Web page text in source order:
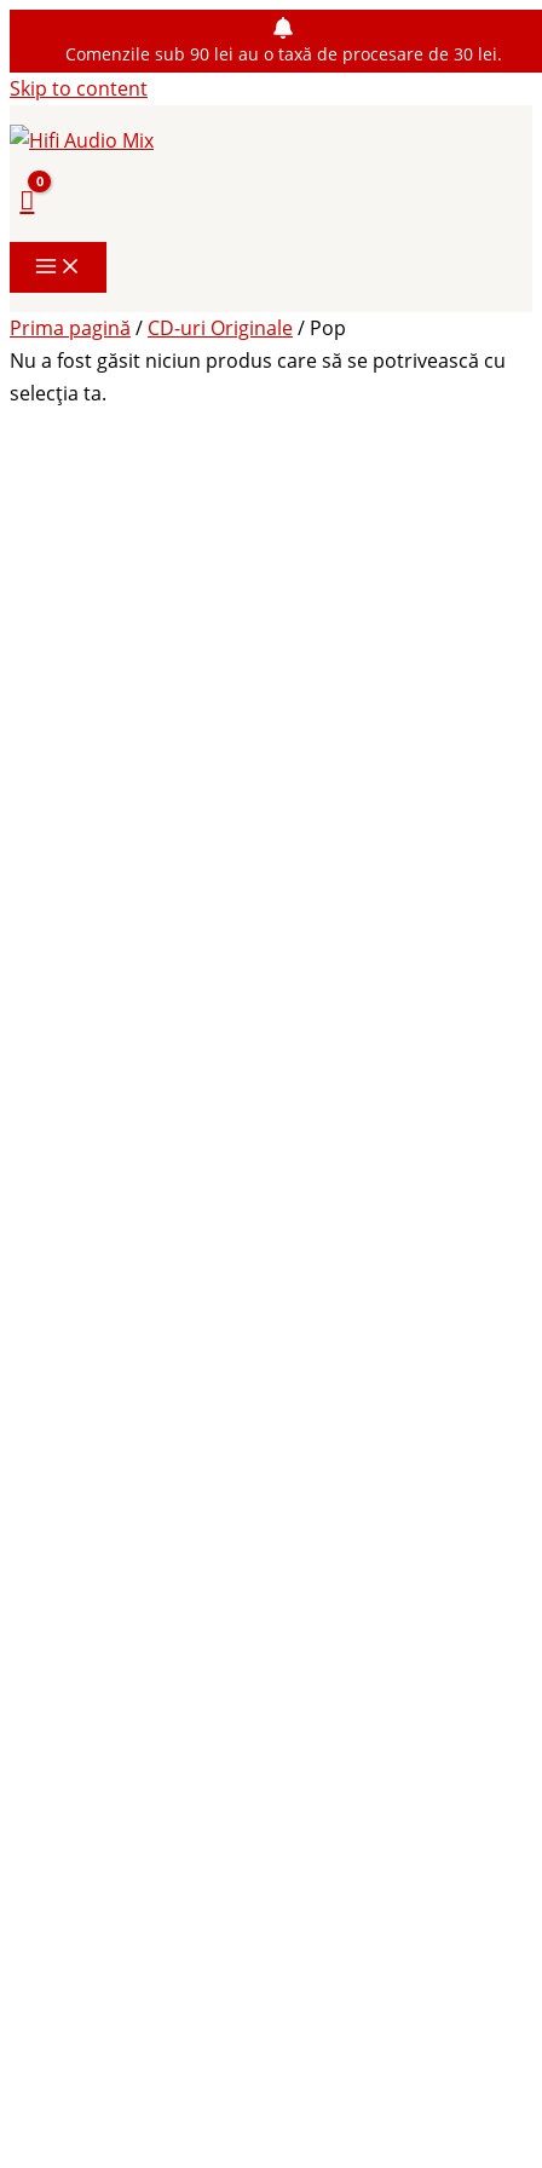
Comenzile sub 90 lei au o taxă de procesare de 30 lei.
Skip to content
Prima pagină / CD-uri Originale/ Pop
Nu a fost găsit niciun produs care să se potrivească cu
selecția ta.